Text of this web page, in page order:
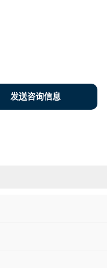
发送咨询信息